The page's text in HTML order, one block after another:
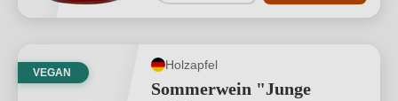
VEGAN
Holzapfel
Sommerwein "Junge